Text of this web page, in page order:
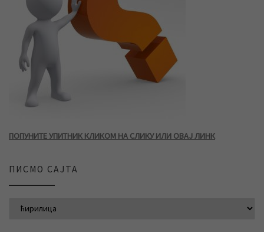
ПОПУНИТЕ УПИТНИК КЛИКОМ НА СЛИКУ ИЛИ ОВАЈ ЛИНК
ПИСМО САЈТА